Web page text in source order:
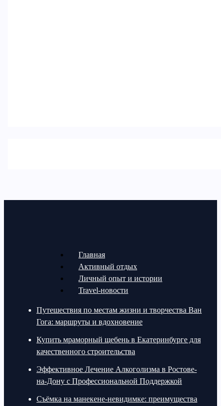
Главная
Активный отдых
Личный опыт и истории
Travel-новости
Путешествия по местам жизни и творчества Ван
Гога: маршруты и вдохновение
Купить мраморный щебень в Екатеринбурге для
качественного строительства
Эффективное Лечение Алкоголизма в Ростове-
на-Дону с Профессиональной Поддержкой
Съёмка на манекене-невидимке: преимущества